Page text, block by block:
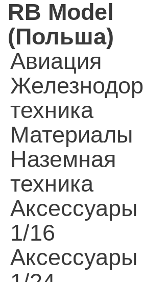
RB Model
(Польша)
Авиация
техника
Материалы
Наземная
техника
Аксессуары
1/16
Аксессуары